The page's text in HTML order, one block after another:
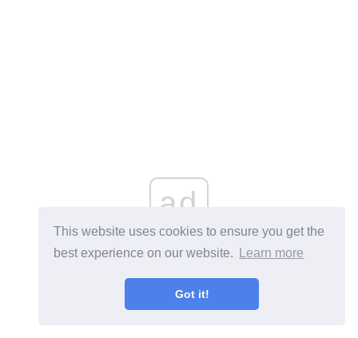
This website uses cookies to ensure you get the
best experience on our website.
Learn more
Got it!
ad